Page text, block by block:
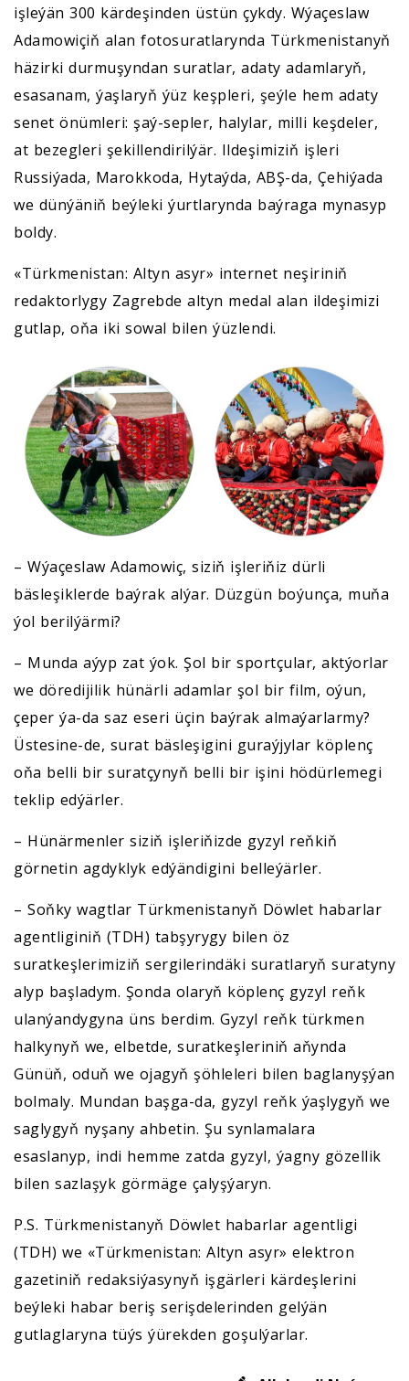
işleýän 300 kärdeşinden üstün çykdy. Wýaçeslaw
Adamowiçiň alan fotosuratlarynda Türkmenistanyň
häzirki durmuşyndan suratlar, adaty adamlaryň,
esasanam, ýaşlaryň ýüz keşpleri, şeýle hem adaty
senet önümleri: şaý-sepler, halylar, milli keşdeler,
at bezegleri şekillendirilýär. Ildeşimiziň işleri
Russiýada, Marokkoda, Hytaýda, ABŞ-da, Çehiýada
we dünýäniň beýleki ýurtlarynda baýraga mynasyp
boldy.
«Türkmenistan: Altyn asyr» internet neşiriniň
redaktorlygy Zagrebde altyn medal alan ildeşimizi
gutlap, oňa iki sowal bilen ýüzlendi.
– Wýaçeslaw Adamowiç, siziň işleriňiz dürli
bäsleşiklerde baýrak alýar. Düzgün boýunça, muňa
ýol berilýärmi?
– Munda aýyp zat ýok. Şol bir sportçular, aktýorlar
we döredijilik hünärli adamlar şol bir film, oýun,
çeper ýa-da saz eseri üçin baýrak almaýarlarmy?
Üstesine-de, surat bäsleşigini guraýjylar köplenç
oňa belli bir suratçynyň belli bir işini hödürlemegi
teklip edýärler.
– Hünärmenler siziň işleriňizde gyzyl reňkiň
görnetin agdyklyk edýändigini belleýärler.
– Soňky wagtlar Türkmenistanyň Döwlet habarlar
agentliginiň (TDH) tabşyrygy bilen öz
suratkeşlerimiziň sergilerindäki suratlaryň suratyny
alyp başladym. Şonda olaryň köplenç gyzyl reňk
ulanýandygyna üns berdim. Gyzyl reňk türkmen
halkynyň we, elbetde, suratkeşleriniň aňynda
Günüň, oduň we ojagyň şöhleleri bilen baglanyşýan
bolmaly. Mundan başga-da, gyzyl reňk ýaşlygyň we
saglygyň nyşany ahbetin. Şu synlamalara
esaslanyp, indi hemme zatda gyzyl, ýagny gözellik
bilen sazlaşyk görmäge çalyşýaryn.
P.S. Türkmenistanyň Döwlet habarlar agentligi
(TDH) we «Türkmenistan: Altyn asyr» elektron
gazetiniň redaksiýasynyň işgärleri kärdeşlerini
beýleki habar beriş serişdelerinden gelýän
gutlaglaryna tüýs ýürekden goşulýarlar.